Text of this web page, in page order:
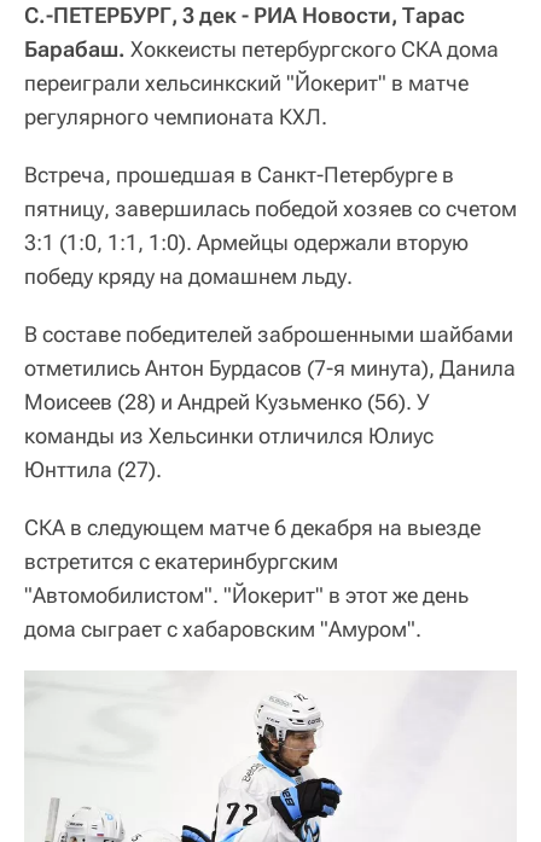
С.-ПЕТЕРБУРГ, 3 дек - РИА Новости, Тарас
Барабаш. Хоккеисты петербургского СКА дома
переиграли хельсинкский "Йокерит" в матче
регулярного чемпионата КХЛ.
Встреча, прошедшая в Санкт-Петербурге в
пятницу, завершилась победой хозяев со счетом
3:1 (1:0, 1:1, 1:0). Армейцы одержали вторую
победу кряду на домашнем льду.
В составе победителей заброшенными шайбами
отметились Антон Бурдасов (7-я минута), Данила
Моисеев (28) и Андрей Кузьменко (56). У
команды из Хельсинки отличился Юлиус
Юнттила (27).
СКА в следующем матче 6 декабря на выезде
встретится с екатеринбургским
"Автомобилистом". "Йокерит" в этот же день
дома сыграет с хабаровским "Амуром".